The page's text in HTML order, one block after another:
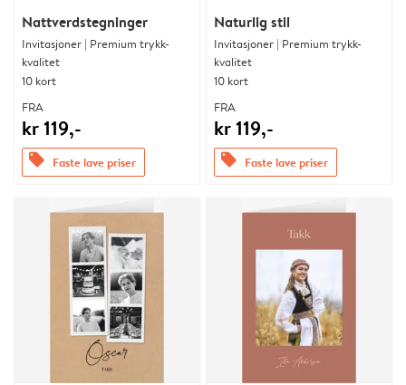
Nattverdstegninger
Invitasjoner | Premium trykk-
kvalitet
10 kort
FRA
kr 119,-
offers Faste lave priser
Naturlig stil
Invitasjoner | Premium trykk-
kvalitet
10 kort
FRA
kr 119,-
offers Faste lave priser